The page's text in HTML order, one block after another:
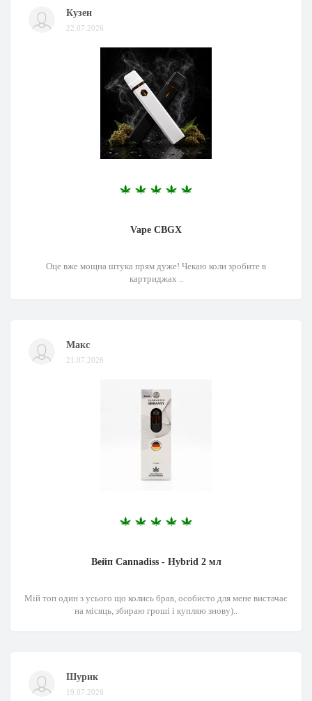
Кузен
22.07.2026
Vape CBGX
Оце вже мощна штука прям дуже! Чекаю коли зробите в
картриджах ..
Макс
21.07.2026
Вейп Cannadiss - Hybrid 2 мл
Мій топ один з усього що колись брав, особисто для мене вистачає
на місяць, збираю гроші і купляю знову)..
Шурик
19.07.2026